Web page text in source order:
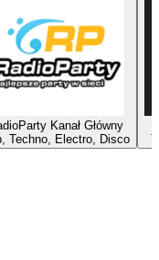
Kanał Główny
Techno, Electro, Disco